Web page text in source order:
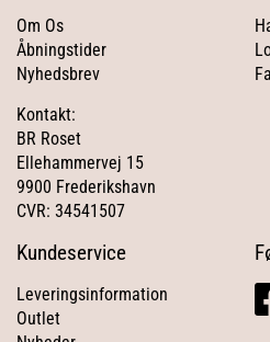
Om Os
Åbningstider
Nyhedsbrev
Kontakt:
BR Roset
Ellehammervej 15
9900 Frederikshavn
CVR: 34541507
Kundeservice
Leveringsinformation
Outlet